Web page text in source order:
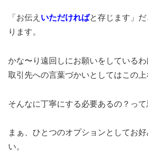
「お伝え いただければと存じます」
ります。
かな〜り遠回しにお願いをしているわ
取引先への言葉づかいとしてはこの上
そんなに丁寧にする必要あるの？って
まぁ、ひとつのオプションとしてお
い。